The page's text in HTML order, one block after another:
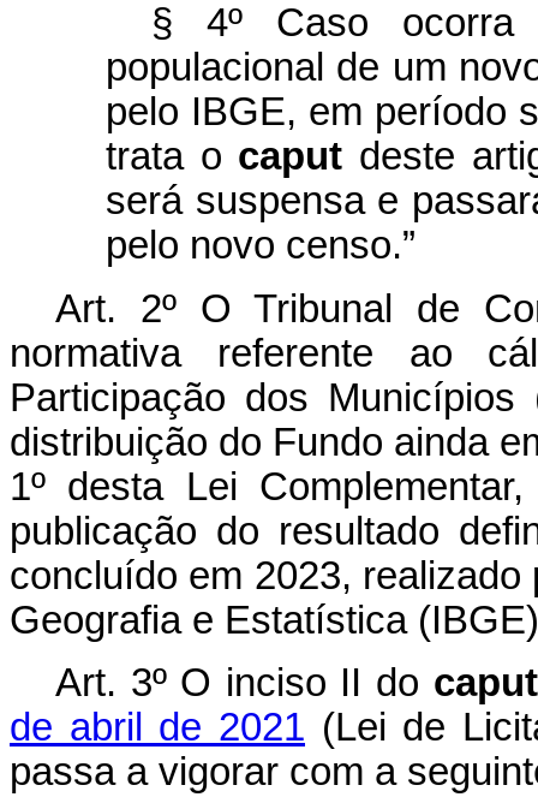
§ 4º Caso ocorra
populacional de um
pelo IBGE, em período
trata o caput deste
será suspensa e
pelo novo censo.”
Art. 2º O Tribunal de
normativa referente ao
Participação dos
distribuição do Fundo ainda
1º desta Lei
publicação do resultado
concluído em 2023,
Geografia e Estatística
Art. 3º O inciso II do
de abril de 2021 (Lei de
passa a vigorar com a